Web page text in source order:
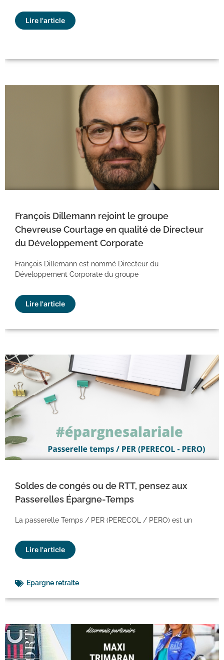
Lire l'article
François Dillemann rejoint le groupe
Chevreuse Courtage en qualité de Directeur
du Développement Corporate
François Dillemann est nommé Directeur du
Développement Corporate du groupe
Lire l'article
Soldes de congés ou de RTT, pensez aux
Passerelles Épargne-Temps
La passerelle Temps / PER (PERECOL / PERO) est un
Lire l'article
Epargne retraite